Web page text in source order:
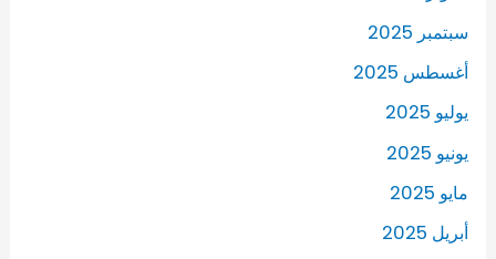
سبتمبر 2025
أغسطس 2025
يوليو 2025
يونيو 2025
مايو 2025
أبريل 2025